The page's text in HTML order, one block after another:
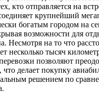
кто отправляется на
крупнейший
богатым городом на
возможности для
Несмотря на то что
несколько тысяч
позволяют
что делает покупку
решением по